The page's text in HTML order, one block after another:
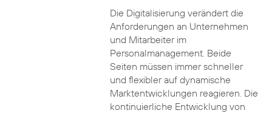
Die Digitalisierung verändert die
Anforderungen an Unternehmen
und Mitarbeiter im
Personalmanagement. Beide
Seiten müssen immer schneller
und flexibler auf dynamische
Marktentwicklungen reagieren. Die
kontinuierliche Entwicklung von